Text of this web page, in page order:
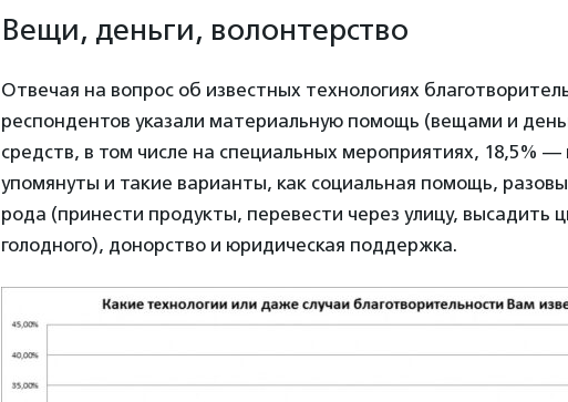
Вещи, деньги, волонтерство
Отвечая на вопрос об известных технологиях
респондентов указали материальную помощь (вещами и
средств, в том числе на специальных мероприятиях, 18,5%
упомянуты и такие варианты, как социальная помощь,
рода (принести продукты, перевести через улицу, высадить
голодного), донорство и юридическая поддержка.